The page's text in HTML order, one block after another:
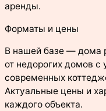
аренды.
Форматы и цены
В нашей базе — дома
от недорогих домов с
современных
Актуальные цены и
каждого объекта.